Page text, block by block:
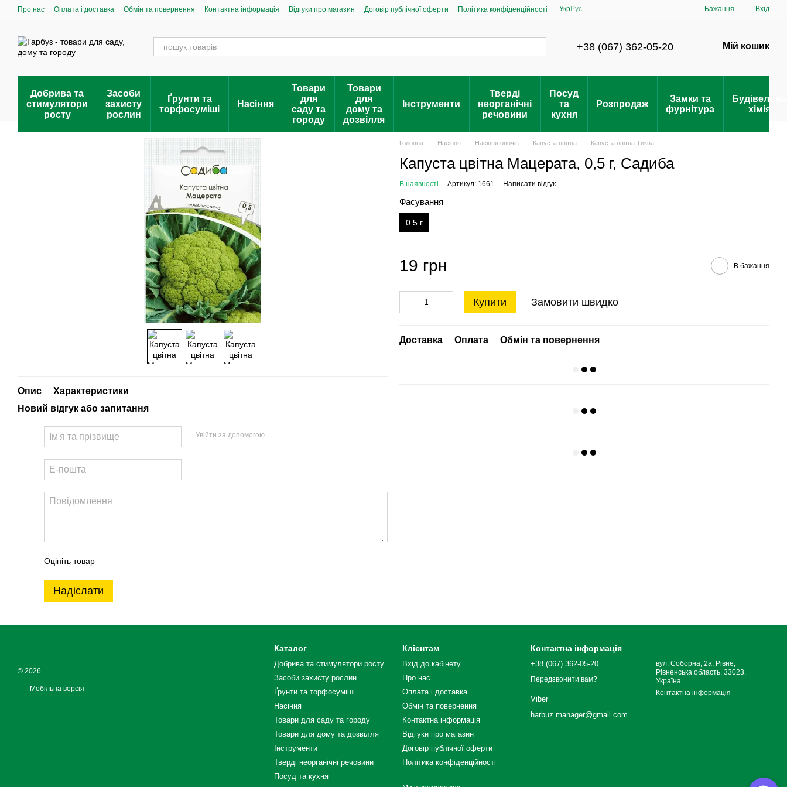
Перейти до основного контенту
Про нас Оплата і доставка Обмін та повернення Контактна інформація Відгуки про магазин Договір публічної оферти Політика конфіденційності УкрРус Бажання Вхід
+38 (067) 362-05-20 Мій кошик
Добрива та
стимулятори
росту
Засоби
захисту
рослин
Ґрунти та
торфосуміші
Насіння
Товари
для
саду та
городу
Товари
для
дому та
дозвілля
Інструменти
Тверді
неорганічні
речовини
Посуд
та
кухня
Розпродаж
Замки та
фурнітура
Будівельна
хімія
Опис
Характеристики
Новий відгук або запитання
Увійти за допомогою
Оцініть товар
Надіслати
Головна Насіння Насіння овочів Капуста цвітна Капуста цвітна Тиква
Капуста цвітна Мацерата, 0,5 г, Садиба
В наявності Артикул: 1661 Написати відгук
Фасування
0.5 г
19 грн В бажання
Купити Замовити швидко
Доставка Оплата Обмін та повернення
© 2026
Мобільна версія
Каталог
Добрива та стимулятори росту
Засоби захисту рослин
Ґрунти та торфосуміші
Насіння
Товари для саду та городу
Товари для дому та дозвілля
Інструменти
Тверді неорганічні речовини
Посуд та кухня
Клієнтам
Вхід до кабінету
Про нас
Оплата і доставка
Обмін та повернення
Контактна інформація
Відгуки про магазин
Договір публічної оферти
Політика конфіденційності
Контактна інформація
+38 (067) 362-05-20
Передзвонити вам?
Viber
harbuz.manager@gmail.com
вул. Соборна, 2а, Рівне,
Рівненська область, 33023,
Україна
Контактна інформація